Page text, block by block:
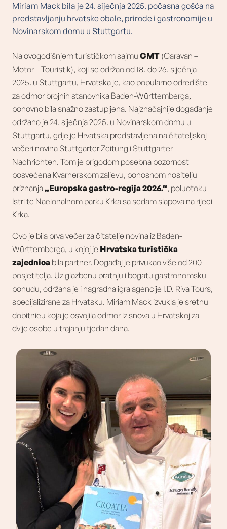
Miriam Mack bila je 24. siječnja 2025. počasna gošća na
predstavljanju hrvatske obale, prirode i gastronomije u
Novinarskom domu u Stuttgartu.
Na ovogodišnjem turističkom sajmu CMT (Caravan –
Motor – Touristik), koji se održao od 18. do 26. siječnja
2025. u Stuttgartu, Hrvatska je, kao popularno odredište
za odmor brojnih stanovnika Baden-Württemberga,
ponovno bila snažno zastupljena. Najznačajnije događanje
održano je 24. siječnja 2025. u Novinarskom domu u
Stuttgartu, gdje je Hrvatska predstavljena na čitateljskoj
večeri novina Stuttgarter Zeitung i Stuttgarter
Nachrichten. Tom je prigodom posebna pozornost
posvećena Kvarnerskom zaljevu, ponosnom nositelju
priznanja„Europska gastro-regija 2026.“, poluotoku
Istri te Nacionalnom parku Krka sa sedam slapova na rijeci
Krka.
Ovo je bila prva večer za čitatelje novina iz Baden-
Württemberga, u kojoj je Hrvatska turistička
zajednica bila partner. Događaj je privukao više od 200
posjetitelja. Uz glazbenu pratnju i bogatu gastronomsku
ponudu, održana je i nagradna igra agencije I.D. Riva Tours,
specijalizirane za Hrvatsku. Miriam Mack izvukla je sretnu
dobitnicu koja je osvojila odmor iz snova u Hrvatskoj za
dvije osobe u trajanju tjedan dana.